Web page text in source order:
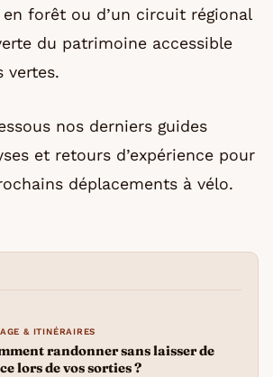
en forêt ou d’un circuit régional
du patrimoine accessible
vertes.
nos derniers guides
et retours d’expérience pour
déplacements à vélo.
& ITINÉRAIRES
randonner sans laisser de
lors de vos sorties ?